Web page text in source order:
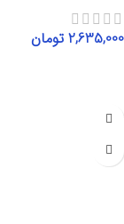
2,635,000 تومان